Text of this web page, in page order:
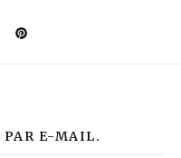
PAR E-MAIL.